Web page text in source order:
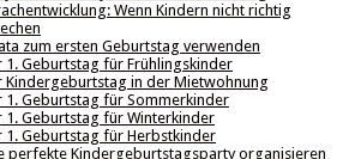
Wenn Kindern nicht richtig
zum ersten Geburtstag verwenden
1. Geburtstag für Frühlingskinder
Kindergeburtstag in der Mietwohnung
1. Geburtstag für Sommerkinder
1. Geburtstag für Winterkinder
1. Geburtstag für Herbstkinder
perfekte Kindergeburtstagsparty organisieren